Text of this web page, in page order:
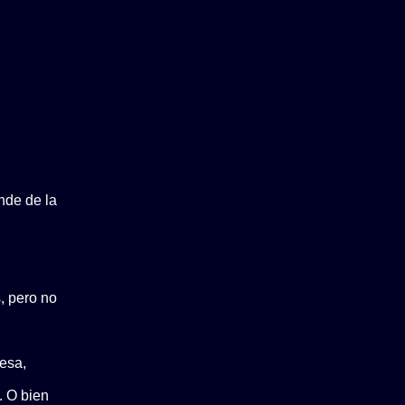
de la
pero no
O bien